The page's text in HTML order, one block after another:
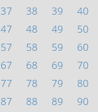
37 38 39
40
47 48 49
50
57 58 59
60
67 68 69
70
77 78 79
80
87 88 89
90